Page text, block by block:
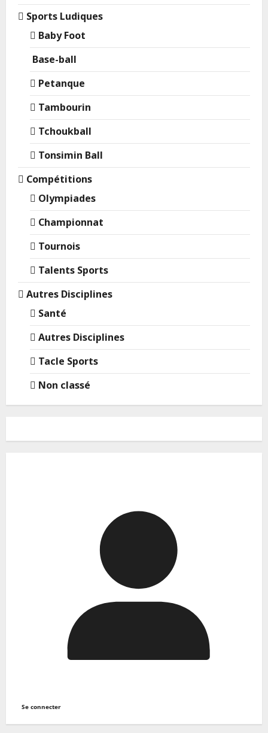
Sports Ludiques
Baby Foot
Base-ball
Petanque
Tambourin
Tchoukball
Tonsimin Ball
Compétitions
Olympiades
Championnat
Tournois
Talents Sports
Autres Disciplines
Santé
Autres Disciplines
Tacle Sports
Non classé
Se connecter